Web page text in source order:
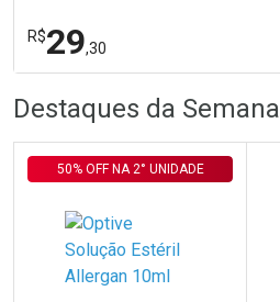
R$29,30
Laboratório
Por Menos
Destaques da Semana
50% OFF NA 2° UNIDADE